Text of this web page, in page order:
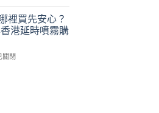
裡買先安心？
港延時噴霧購
關閉